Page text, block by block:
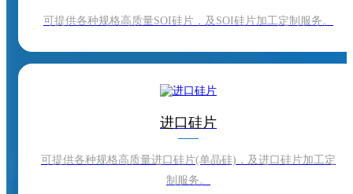
可提供各种规格高质量SOI硅片，及SOI硅片加工定制服务。
进口硅片
可提供各种规格高质量进口硅片(单晶硅)，及进口硅片加工定
制服务。